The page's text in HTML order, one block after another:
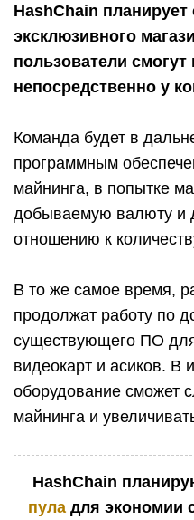
HashChain планирует
эксклюзивного
пользователи
непосредственно у
Команда будет в
программным
майнинга, в попытке
добываемую валюту и
отношению к
В то же самое время,
продолжат работу по
существующего ПО
видеокарт и асиков. В
оборудование сможет
майнинга и
HashChain
пула для экономии